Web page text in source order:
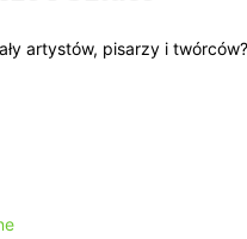
artystów, pisarzy i